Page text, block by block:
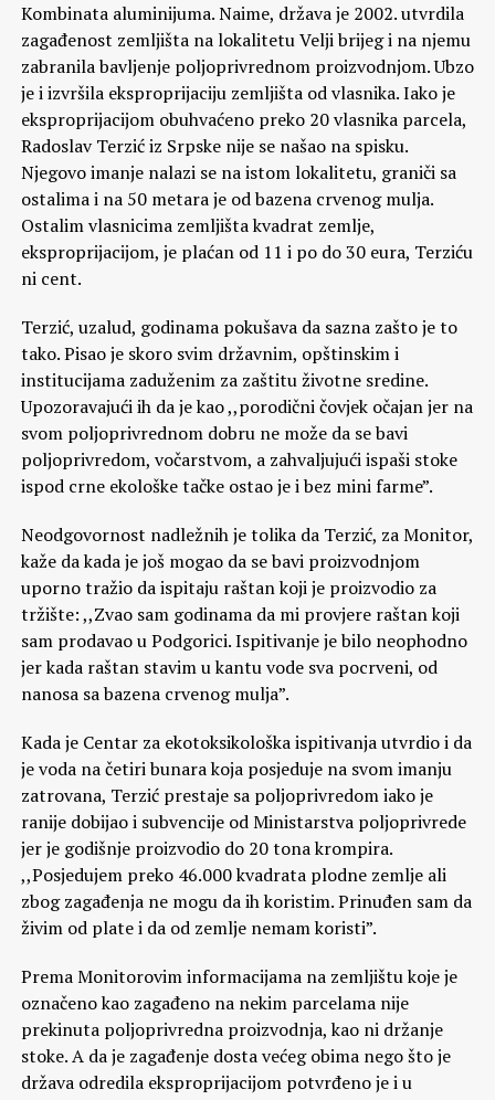
Kombinata aluminijuma. Naime, država je 2002. utvrdila
zagađenost zemljišta na lokalitetu Velji brijeg i na njemu
zabranila bavljenje poljoprivrednom proizvodnjom. Ubzo
je i izvršila eksproprijaciju zemljišta od vlasnika. Iako je
eksproprijacijom obuhvaćeno preko 20 vlasnika parcela,
Radoslav Terzić iz Srpske nije se našao na spisku.
Njegovo imanje nalazi se na istom lokalitetu, graniči sa
ostalima i na 50 metara je od bazena crvenog mulja.
Ostalim vlasnicima zemljišta kvadrat zemlje,
eksproprijacijom, je plaćan od 11 i po do 30 eura, Terziću
ni cent.
Terzić, uzalud, godinama pokušava da sazna zašto je to
tako. Pisao je skoro svim državnim, opštinskim i
institucijama zaduženim za zaštitu životne sredine.
Upozoravajući ih da je kao ,,porodični čovjek očajan jer na
svom poljoprivrednom dobru ne može da se bavi
poljoprivredom, vočarstvom, a zahvaljujući ispaši stoke
ispod crne ekološke tačke ostao je i bez mini farme”.
Neodgovornost nadležnih je tolika da Terzić, za Monitor,
kaže da kada je još mogao da se bavi proizvodnjom
uporno tražio da ispitaju raštan koji je proizvodio za
tržište: ,,Zvao sam godinama da mi provjere raštan koji
sam prodavao u Podgorici. Ispitivanje je bilo neophodno
jer kada raštan stavim u kantu vode sva pocrveni, od
nanosa sa bazena crvenog mulja”.
Kada je Centar za ekotoksikološka ispitivanja utvrdio i da
je voda na četiri bunara koja posjeduje na svom imanju
zatrovana, Terzić prestaje sa poljoprivredom iako je
ranije dobijao i subvencije od Ministarstva poljoprivrede
jer je godišnje proizvodio do 20 tona krompira.
,,Posjedujem preko 46.000 kvadrata plodne zemlje ali
zbog zagađenja ne mogu da ih koristim. Prinuđen sam da
živim od plate i da od zemlje nemam koristi”.
Prema Monitorovim informacijama na zemljištu koje je
označeno kao zagađeno na nekim parcelama nije
prekinuta poljoprivredna proizvodnja, kao ni držanje
stoke. A da je zagađenje dosta većeg obima nego što je
država odredila eksproprijacijom potvrđeno je i u